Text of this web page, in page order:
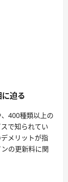
迫る
400種類以上の
で知られてい
メリットが指
の更新料に関